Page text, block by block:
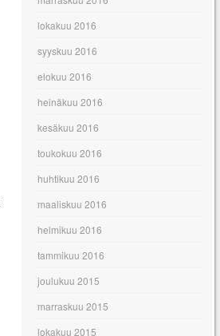
lokakuu 2016
syyskuu 2016
elokuu 2016
heinäkuu 2016
kesäkuu 2016
toukokuu 2016
huhtikuu 2016
maaliskuu 2016
helmikuu 2016
tammikuu 2016
joulukuu 2015
marraskuu 2015
lokakuu 2015